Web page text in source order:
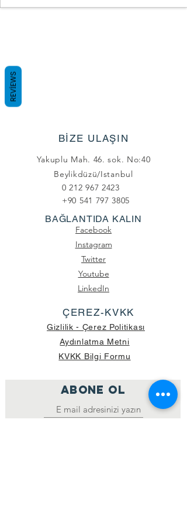
BİZE ULAŞIN
Yakuplu Mah. 46. sok. No:40
Beylikdüzü/Istanbul
0 212 967 2423
+90 541 797 3805
BAĞLANTIDA KALIN
Facebook
Instagram
Twitter
Youtube
LinkedIn
ÇEREZ-KVKK
Gizlilik - Çerez Politikası
Aydınlatma Metni
KVKK Bilgi Formu
ABONE OL
REVIEWS